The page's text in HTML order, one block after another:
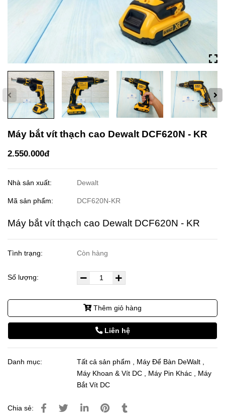
Máy bắt vít thạch cao Dewalt DCF620N - KR
2.550.000đ
Nhà sản xuất: Dewalt
Mã sản phẩm: DCF620N-KR
Máy bắt vít thạch cao Dewalt DCF620N - KR
Tình trạng: Còn hàng
Số lượng:
Thêm giỏ hàng
Liên hệ
Danh mục: Tất cả sản phẩm , Máy Để Bàn DeWalt ,
Máy Khoan & Vít DC , Máy Pin Khác , Máy
Bắt Vít DC
Chia sẻ: